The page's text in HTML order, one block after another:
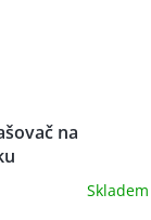
na
Skladem